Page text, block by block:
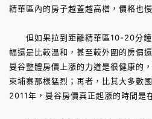
精華區內的房子越蓋越高檔，價格也
但如果拉到距離精華區10-20分鐘
幅還是比較溫和，甚至較外圍的房價
曼谷整體房價上漲的力道是很健康的
柬埔寨那樣猛烈；再者，比其大多數
2011年，曼谷房價真正起漲的時間是